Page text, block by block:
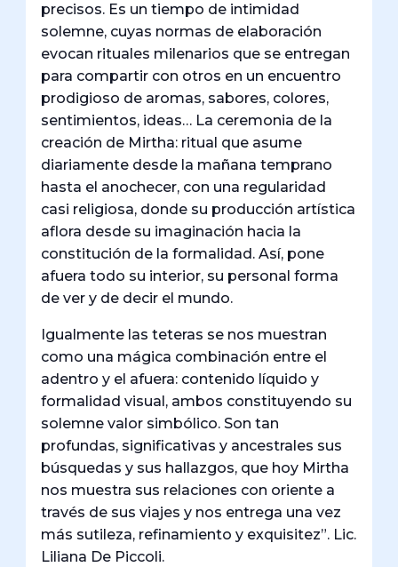
precisos. Es un tiempo de intimidad
solemne, cuyas normas de elaboración
evocan rituales milenarios que se entregan
para compartir con otros en un encuentro
prodigioso de aromas, sabores, colores,
sentimientos, ideas… La ceremonia de la
creación de Mirtha: ritual que asume
diariamente desde la mañana temprano
hasta el anochecer, con una regularidad
casi religiosa, donde su producción artística
aflora desde su imaginación hacia la
constitución de la formalidad. Así, pone
afuera todo su interior, su personal forma
de ver y de decir el mundo.
Igualmente las teteras se nos muestran
como una mágica combinación entre el
adentro y el afuera: contenido líquido y
formalidad visual, ambos constituyendo su
solemne valor simbólico. Son tan
profundas, significativas y ancestrales sus
búsquedas y sus hallazgos, que hoy Mirtha
nos muestra sus relaciones con oriente a
través de sus viajes y nos entrega una vez
más sutileza, refinamiento y exquisitez”. Lic.
Liliana De Piccoli.